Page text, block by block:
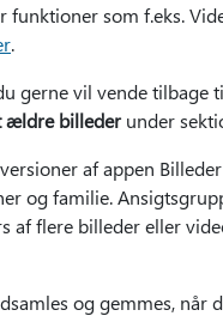
som f.eks.
.
gerne vil vende
ældre billederunder
af appen
og familie.
flere billeder eller
og gemmes,